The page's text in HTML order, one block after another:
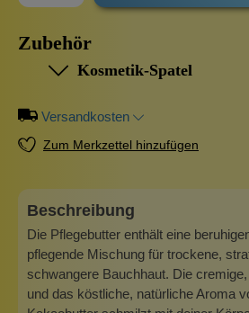
Zubehör
Kosmetik-Spatel
Versandkosten
Zum Merkzettel hinzufügen
Beschreibung
Die Pflegebutter enthält eine
pflegende Mischung für trockene,
schwangere Bauchhaut. Die
und das köstliche, natürliche Aroma